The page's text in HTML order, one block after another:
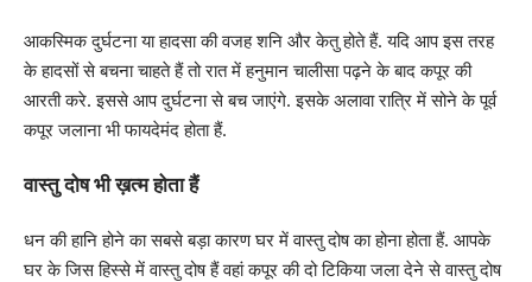
आकस्मिक दुर्घटना या हादसा की वजह शनि और केतु होते हैं. यदि आप इस तरह
के हादसों से बचना चाहते हैं तो रात में हनुमान चालीसा पढ़ने के बाद कपूर की
आरती करे. इससे आप दुर्घटना से बच जाएंगे. इसके अलावा रात्रि में सोने के पूर्व
कपूर जलाना भी फायदेमंद होता हैं.
वास्तु दोष भी ख़त्म होता हैं
धन की हानि होने का सबसे बड़ा कारण घर में वास्तु दोष का होना होता हैं. आपके
घर के जिस हिस्से में वास्तु दोष हैं वहां कपूर की दो टिकिया जला देने से वास्तु दोष